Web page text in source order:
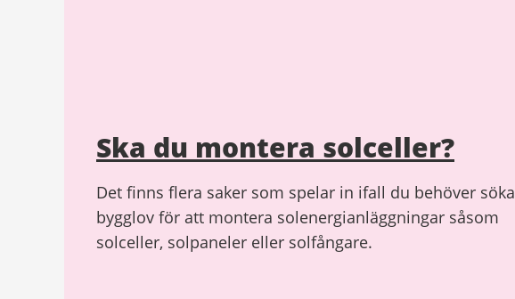
Ska du montera solceller?
Det finns flera saker som spelar in ifall du behöver söka
bygglov för att montera solenergianläggningar såsom
solceller, solpaneler eller solfångare.